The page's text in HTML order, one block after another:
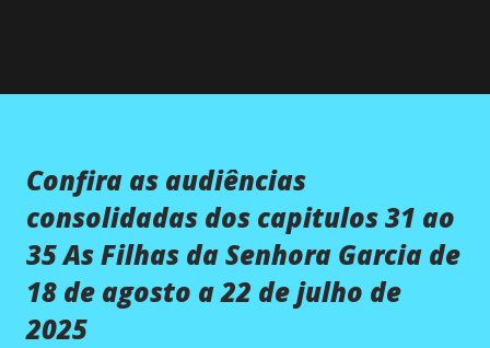
Confira as audiências
consolidadas dos capitulos 31 ao
35 As Filhas da Senhora Garcia de
18 de agosto a 22 de julho de
2025